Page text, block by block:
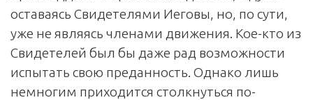
оставаясь Свидетелями Иеговы, но, по сути,
уже не являясь членами движения. Кое-кто из
Свидетелей был бы даже рад возможности
испытать свою преданность. Однако лишь
немногим приходится столкнуться по-